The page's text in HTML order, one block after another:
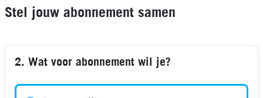
Stel jouw abonnement samen
2. Wat voor abonnement wil je?